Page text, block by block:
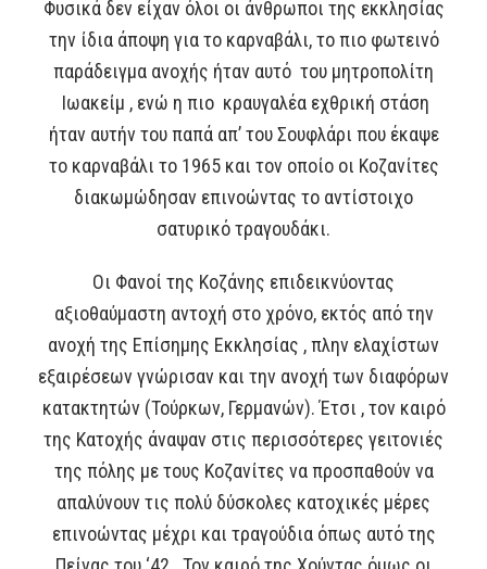
Φυσικά δεν είχαν όλοι οι άνθρωποι της εκκλησίας
την ίδια άποψη για το καρναβάλι, το πιο φωτεινό
παράδειγμα ανοχής ήταν αυτό του μητροπολίτη
Ιωακείμ , ενώ η πιο κραυγαλέα εχθρική στάση
ήταν αυτήν του παπά απ’ του Σουφλάρι που έκαψε
το καρναβάλι το 1965 και τον οποίο οι Κοζανίτες
διακωμώδησαν επινοώντας το αντίστοιχο
σατυρικό τραγουδάκι.
Οι Φανοί της Κοζάνης επιδεικνύοντας
αξιοθαύμαστη αντοχή στο χρόνο, εκτός από την
ανοχή της Επίσημης Εκκλησίας , πλην ελαχίστων
εξαιρέσεων γνώρισαν και την ανοχή των διαφόρων
κατακτητών (Τούρκων, Γερμανών). Έτσι , τον καιρό
της Κατοχής άναψαν στις περισσότερες γειτονιές
της πόλης με τους Κοζανίτες να προσπαθούν να
απαλύνουν τις πολύ δύσκολες κατοχικές μέρες
επινοώντας μέχρι και τραγούδια όπως αυτό της